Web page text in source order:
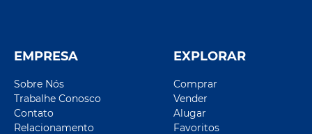
EMPRESA
Sobre Nós
Trabalhe Conosco
Contato
Relacionamento
EXPLORAR
Comprar
Vender
Alugar
Favoritos